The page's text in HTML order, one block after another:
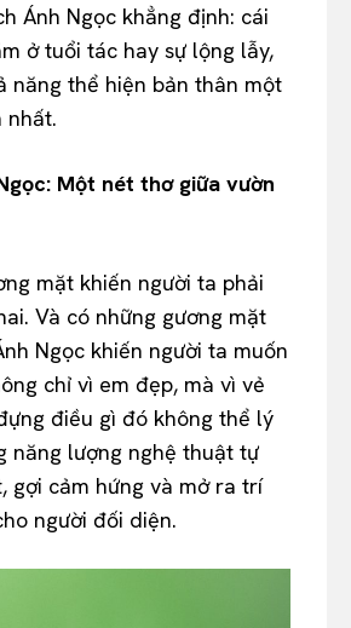
Ánh Ngọc khẳng định: cái
ở tuổi tác hay sự lộng lẫy,
năng thể hiện bản thân một
nhất.
Một nét thơ giữa vườn
mặt khiến người ta phải
Và có những gương mặt
Ngọc khiến người ta muốn
chỉ vì em đẹp, mà vì vẻ
điều gì đó không thể lý
năng lượng nghệ thuật tự
gợi cảm hứng và mở ra trí
người đối diện.